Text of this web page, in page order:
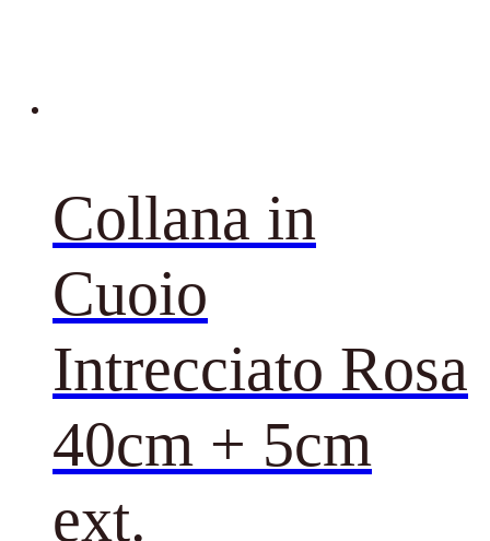
Collana in
Cuoio
Intrecciato Rosa
40cm + 5cm
ext.